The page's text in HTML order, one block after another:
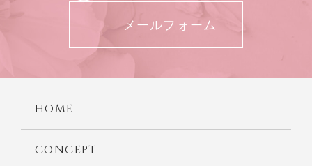
メールフォーム
HOME
CONCEPT